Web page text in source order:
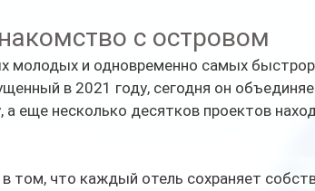
с островом
молодых и одновременно самых
в 2021 году, сегодня он
еще несколько десятков проектов
том, что каждый отель сохраняет